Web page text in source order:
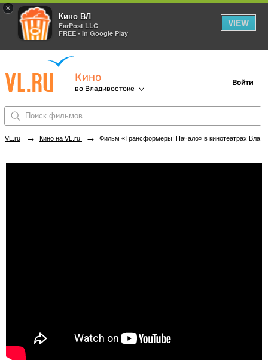
×
Кино ВЛ
FarPost LLC
FREE - In Google Play
VIEW
Кино
во Владивостоке
Войти
VL.ru → Кино на VL.ru → Фильм «Трансформеры: Начало» в кинотеатрах Владивостока. Купить билеты!